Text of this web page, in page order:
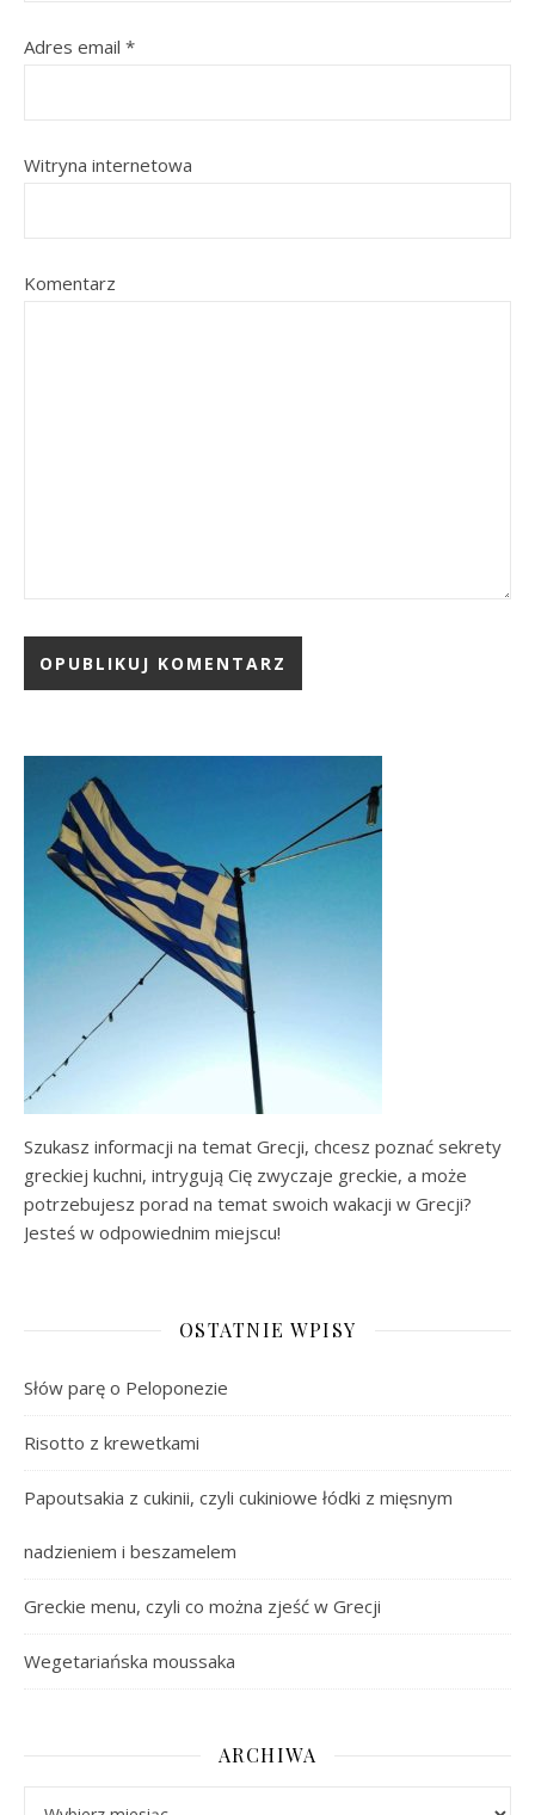
Adres email *
Witryna internetowa
Komentarz
Szukasz informacji na temat Grecji, chcesz poznać sekrety
greckiej kuchni, intrygują Cię zwyczaje greckie, a może
potrzebujesz porad na temat swoich wakacji w Grecji?
Jesteś w odpowiednim miejscu!
OSTATNIE WPISY
Słów parę o Peloponezie
Risotto z krewetkami
Papoutsakia z cukinii, czyli cukiniowe łódki z mięsnym
nadzieniem i beszamelem
Greckie menu, czyli co można zjeść w Grecji
Wegetariańska moussaka
ARCHIWA